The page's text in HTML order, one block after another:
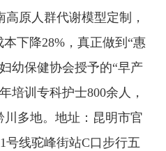
原人群代谢模型定制，
下降28%，真正做到“惠
幼保健协会授予的“早产
培训专科护士800余人，
川多地。地址：昆明市官
号线驼峰街站C口步行五